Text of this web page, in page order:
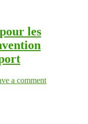
les
a comment